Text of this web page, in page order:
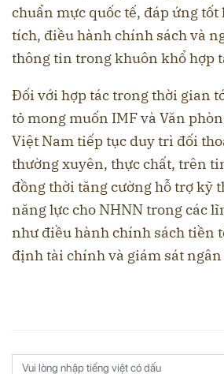
chuẩn mực quốc tế, đáp ứng tốt
tích, điều hành chính sách và
thông tin trong khuôn khổ hợp
Đối với hợp tác trong thời gian
tỏ mong muốn IMF và Văn
Việt Nam tiếp tục duy trì đối
thường xuyên, thực chất, trên
đồng thời tăng cường hỗ trợ kỹ
năng lực cho NHNN trong các
như điều hành chính sách tiền
định tài chính và giám sát ngân